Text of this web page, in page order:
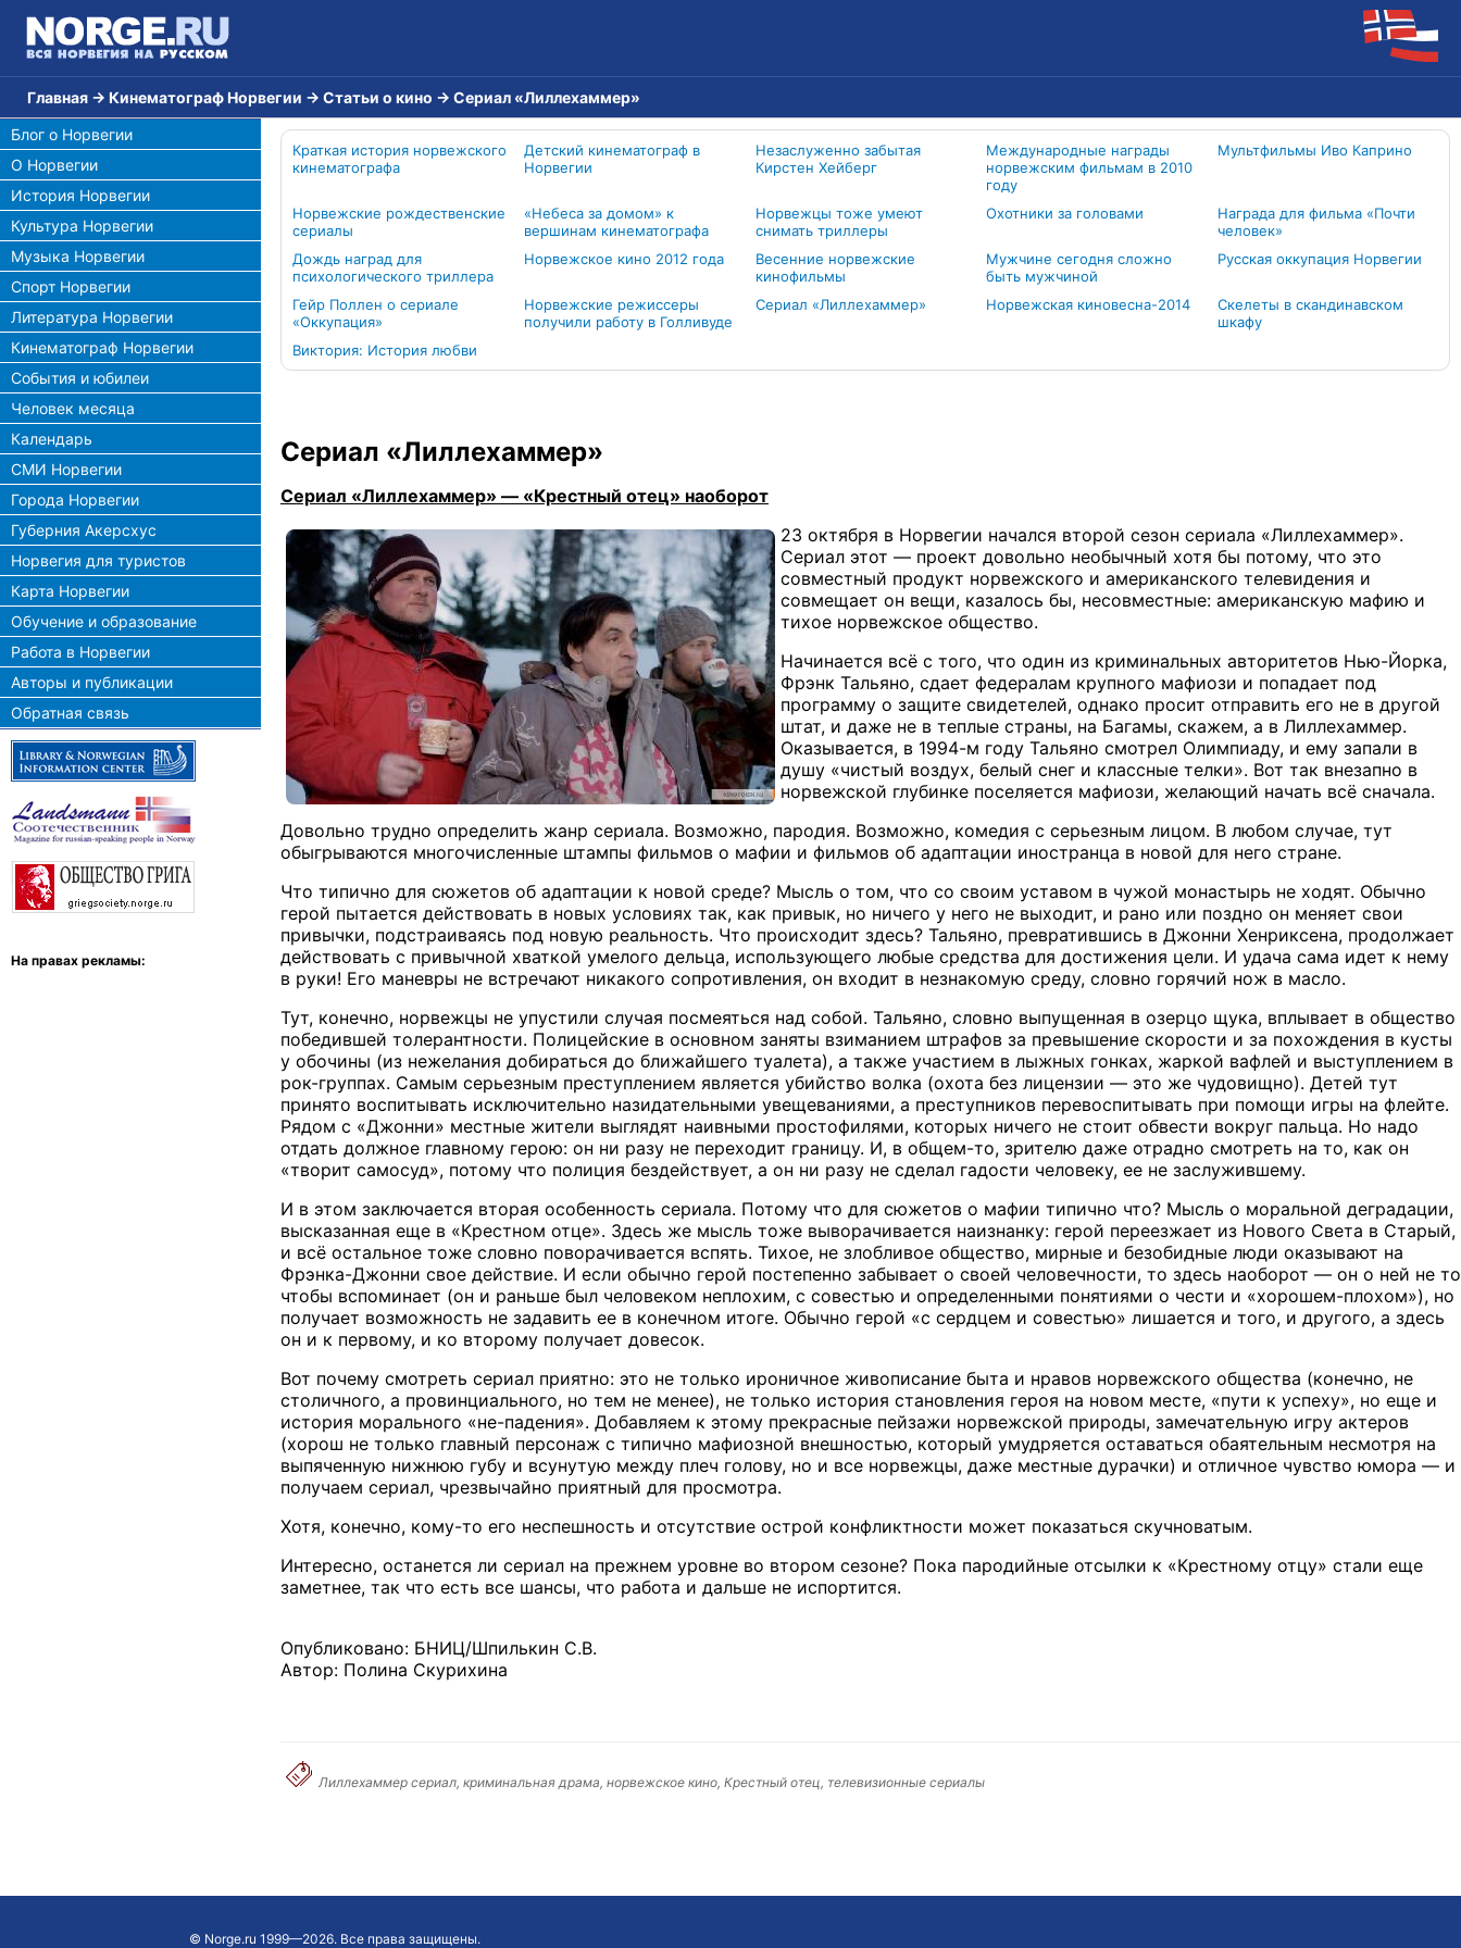
Главная → Кинематограф Норвегии → Статьи о кино → Сериал «Лиллехаммер»
Блог о Норвегии
О Норвегии
История Норвегии
Культура Норвегии
Музыка Норвегии
Спорт Норвегии
Литература Норвегии
Кинематограф Норвегии
События и юбилеи
Человек месяца
Календарь
СМИ Норвегии
Города Норвегии
Губерния Акерсхус
Норвегия для туристов
Карта Норвегии
Обучение и образование
Работа в Норвегии
Авторы и публикации
Обратная связь
На правах рекламы:
Краткая история норвежского
кинематографа
Детский кинематограф в
Норвегии
Незаслуженно забытая
Кирстен Хейберг
Международные награды
норвежским фильмам в 2010
году
Мультфильмы Иво Каприно
Норвежские рождественские
сериалы
«Небеса за домом» к
вершинам кинематографа
Норвежцы тоже умеют
снимать триллеры
Охотники за головами
Награда для фильма «Почти
человек»
Дождь наград для
психологического триллера
Норвежское кино 2012 года
Весенние норвежские
кинофильмы
Мужчине сегодня сложно
быть мужчиной
Русская оккупация Норвегии
Гейр Поллен о сериале
«Оккупация»
Норвежские режиссеры
получили работу в Голливуде
Сериал «Лиллехаммер» Норвежская киновесна-2014
Скелеты в скандинавском
шкафу
Виктория: История любви
Сериал «Лиллехаммер»
Сериал «Лиллехаммер» — «Крестный отец» наоборот
23 октября в Норвегии начался второй сезон сериала «Лиллехаммер».
Сериал этот — проект довольно необычный хотя бы потому, что это
совместный продукт норвежского и американского телевидения и
совмещает он вещи, казалось бы, несовместные: американскую мафию и
тихое норвежское общество.
Начинается всё с того, что один из криминальных авторитетов Нью-Йорка,
Фрэнк Тальяно, сдает федералам крупного мафиози и попадает под
программу о защите свидетелей, однако просит отправить его не в другой
штат, и даже не в теплые страны, на Багамы, скажем, а в Лиллехаммер.
Оказывается, в 1994-м году Тальяно смотрел Олимпиаду, и ему запали в
душу «чистый воздух, белый снег и классные телки». Вот так внезапно в
норвежской глубинке поселяется мафиози, желающий начать всё сначала.
Довольно трудно определить жанр сериала. Возможно, пародия. Возможно, комедия с серьезным лицом. В любом случае, тут
обыгрываются многочисленные штампы фильмов о мафии и фильмов об адаптации иностранца в новой для него стране.
Что типично для сюжетов об адаптации к новой среде? Мысль о том, что со своим уставом в чужой монастырь не ходят. Обычно
герой пытается действовать в новых условиях так, как привык, но ничего у него не выходит, и рано или поздно он меняет свои
привычки, подстраиваясь под новую реальность. Что происходит здесь? Тальяно, превратившись в Джонни Хенриксена, продолжает
действовать с привычной хваткой умелого дельца, использующего любые средства для достижения цели. И удача сама идет к нему
в руки! Его маневры не встречают никакого сопротивления, он входит в незнакомую среду, словно горячий нож в масло.
Тут, конечно, норвежцы не упустили случая посмеяться над собой. Тальяно, словно выпущенная в озерцо щука, вплывает в общество
победившей толерантности. Полицейские в основном заняты взиманием штрафов за превышение скорости и за похождения в кусты
у обочины (из нежелания добираться до ближайшего туалета), а также участием в лыжных гонках, жаркой вафлей и выступлением в
рок-группах. Самым серьезным преступлением является убийство волка (охота без лицензии — это же чудовищно). Детей тут
принято воспитывать исключительно назидательными увещеваниями, а преступников перевоспитывать при помощи игры на флейте.
Рядом с «Джонни» местные жители выглядят наивными простофилями, которых ничего не стоит обвести вокруг пальца. Но надо
отдать должное главному герою: он ни разу не переходит границу. И, в общем-то, зрителю даже отрадно смотреть на то, как он
«творит самосуд», потому что полиция бездействует, а он ни разу не сделал гадости человеку, ее не заслужившему.
И в этом заключается вторая особенность сериала. Потому что для сюжетов о мафии типично что? Мысль о моральной деградации,
высказанная еще в «Крестном отце». Здесь же мысль тоже выворачивается наизнанку: герой переезжает из Нового Света в Старый,
и всё остальное тоже словно поворачивается вспять. Тихое, не злобливое общество, мирные и безобидные люди оказывают на
Фрэнка-Джонни свое действие. И если обычно герой постепенно забывает о своей человечности, то здесь наоборот — он о ней не то
чтобы вспоминает (он и раньше был человеком неплохим, с совестью и определенными понятиями о чести и «хорошем-плохом»), но
получает возможность не задавить ее в конечном итоге. Обычно герой «с сердцем и совестью» лишается и того, и другого, а здесь
он и к первому, и ко второму получает довесок.
Вот почему смотреть сериал приятно: это не только ироничное живописание быта и нравов норвежского общества (конечно, не
столичного, а провинциального, но тем не менее), не только история становления героя на новом месте, «пути к успеху», но еще и
история морального «не-падения». Добавляем к этому прекрасные пейзажи норвежской природы, замечательную игру актеров
(хорош не только главный персонаж с типично мафиозной внешностью, который умудряется оставаться обаятельным несмотря на
выпяченную нижнюю губу и всунутую между плеч голову, но и все норвежцы, даже местные дурачки) и отличное чувство юмора — и
получаем сериал, чрезвычайно приятный для просмотра.
Хотя, конечно, кому-то его неспешность и отсутствие острой конфликтности может показаться скучноватым.
Интересно, останется ли сериал на прежнем уровне во втором сезоне? Пока пародийные отсылки к «Крестному отцу» стали еще
заметнее, так что есть все шансы, что работа и дальше не испортится.
Опубликовано: БНИЦ/Шпилькин С.В.
Автор: Полина Скурихина
Лиллехаммер сериал, криминальная драма, норвежское кино, Крестный отец, телевизионные сериалы
© Norge.ru 1999—2026. Все права защищены.